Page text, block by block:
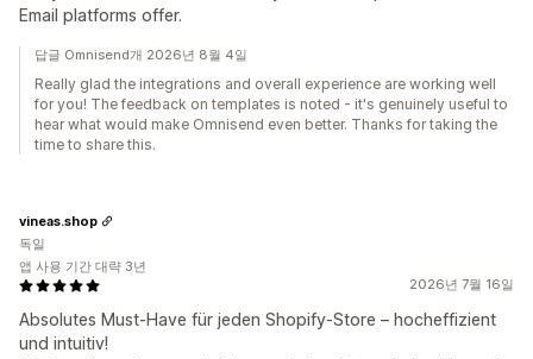
Email platforms offer.
답글 Omnisend개 2026년 8월 4일
Really glad the integrations and overall experience are working well
for you! The feedback on templates is noted - it's genuinely useful to
hear what would make Omnisend even better. Thanks for taking the
time to share this.
2026년 7월 16일
Absolutes Must-Have für jeden Shopify-Store – hocheffizient
und intuitiv!
vineas.shop
독일
앱 사용 기간 대략 3년